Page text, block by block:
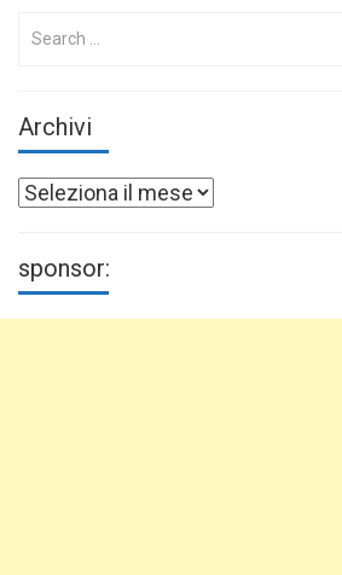
Search
Archivi
Archivi
sponsor: